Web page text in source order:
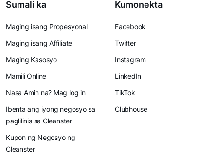
Sumali ka
Maging isang Propesyonal
Maging isang Affiliate
Maging Kasosyo
Mamili Online
Nasa Amin na? Mag log in
Ibenta ang iyong negosyo sa
paglilinis sa Cleanster
Kupon ng Negosyo ng
Cleanster
Kumonekta
Facebook
Twitter
Instagram
LinkedIn
TikTok
Clubhouse